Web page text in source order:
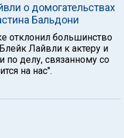
о домогательствах
Бальдони
отклонил большинство
Лайвли к актеру и
делу, связанному со
на нас".